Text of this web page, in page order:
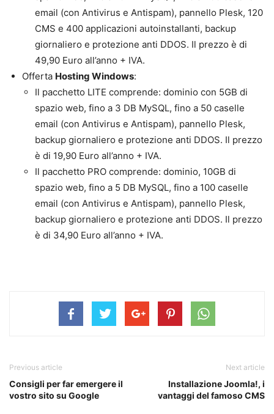
email (con Antivirus e Antispam), pannello Plesk, 120
CMS e 400 applicazioni autoinstallanti, backup
giornaliero e protezione anti DDOS. Il prezzo è di
49,90 Euro all’anno + IVA.
Offerta Hosting Windows:
Il pacchetto LITE comprende: dominio con 5GB di
spazio web, fino a 3 DB MySQL, fino a 50 caselle
email (con Antivirus e Antispam), pannello Plesk,
backup giornaliero e protezione anti DDOS. Il prezzo
è di 19,90 Euro all’anno + IVA.
Il pacchetto PRO comprende: dominio, 10GB di
spazio web, fino a 5 DB MySQL, fino a 100 caselle
email (con Antivirus e Antispam), pannello Plesk,
backup giornaliero e protezione anti DDOS. Il prezzo
è di 34,90 Euro all’anno + IVA.
Previous article
Consigli per far emergere il
vostro sito su Google
Next article
Installazione Joomla!, i
vantaggi del famoso CMS